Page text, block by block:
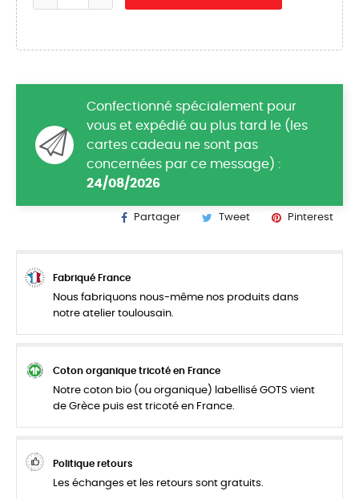
Confectionné spécialement pour
vous et expédié au plus tard le (les
cartes cadeau ne sont pas
concernées par ce message) :
24/08/2026
Partager Tweet Pinterest
Fabriqué France
Nous fabriquons nous-même nos produits dans
notre atelier toulousain.
Coton organique tricoté en France
Notre coton bio (ou organique) labellisé GOTS vient
de Grèce puis est tricoté en France.
Politique retours
Les échanges et les retours sont gratuits.